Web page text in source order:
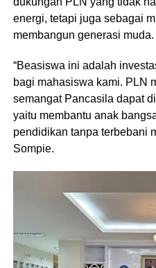
energi, tetapi juga sebagai
membangun generasi muda.
“Beasiswa ini adalah
bagi mahasiswa kami. PLN
semangat Pancasila dapat
yaitu membantu anak
pendidikan tanpa terbebani
Sompie.